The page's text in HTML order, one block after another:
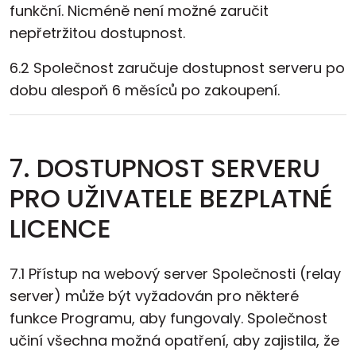
funkční. Nicméně není možné zaručit
nepřetržitou dostupnost.
6.2 Společnost zaručuje dostupnost serveru po
dobu alespoň 6 měsíců po zakoupení.
7. DOSTUPNOST SERVERU
PRO UŽIVATELE BEZPLATNÉ
LICENCE
7.1 Přístup na webový server Společnosti (relay
server) může být vyžadován pro některé
funkce Programu, aby fungovaly. Společnost
učiní všechna možná opatření, aby zajistila, že